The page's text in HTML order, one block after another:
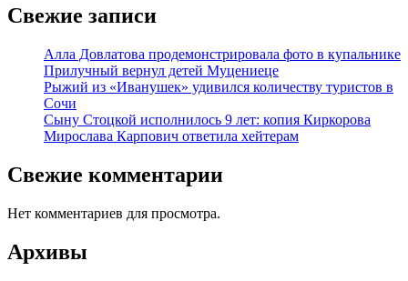
Свежие записи
Алла Довлатова продемонстрировала фото в купальнике
Прилучный вернул детей Муцениеце
Рыжий из «Иванушек» удивился количеству туристов в
Сочи
Сыну Стоцкой исполнилось 9 лет: копия Киркорова
Мирослава Карпович ответила хейтерам
Свежие комментарии
Нет комментариев для просмотра.
Архивы